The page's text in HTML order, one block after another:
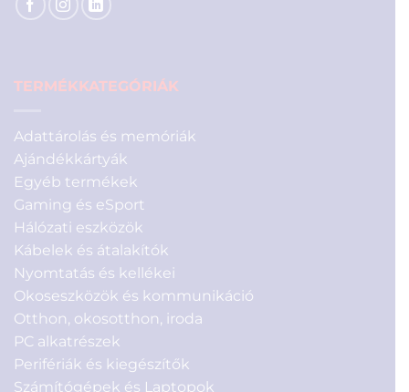
TERMÉKKATEGÓRIÁK
Adattárolás és memóriák
Ajándékkártyák
Egyéb termékek
Gaming és eSport
Hálózati eszközök
Kábelek és átalakítók
Nyomtatás és kellékei
Okoseszközök és kommunikáció
Otthon, okosotthon, iroda
PC alkatrészek
Perifériák és kiegészítők
Számítógépek és Laptopok